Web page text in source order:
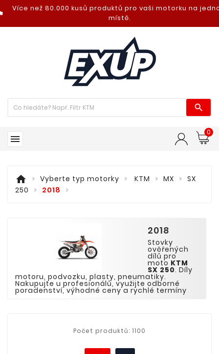
Více než 80.000 kusů produktů pro vaši motorku na
místě.


0
home Vyberte typ motorky KTM MX
SX
250
2018
2018
Stovky
ověřených
dílů pro
moto KTM
SX 250. Díly
motoru, podvozku, plasty, pneumatiky.
Nakupujte u profesionálů, využijte odborné
poradenství, výhodné ceny a rychlé termíny
Počet produktů: 1100